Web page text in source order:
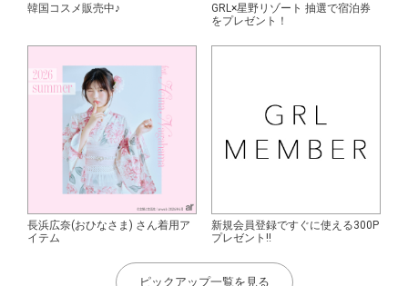
韓国コスメ販売中♪
GRL×星野リゾート 抽選で宿泊券
をプレゼント！
長浜広奈(おひなさま) さん着用ア
イテム
新規会員登録ですぐに使える300P
プレゼント!!
ピックアップ一覧を見る